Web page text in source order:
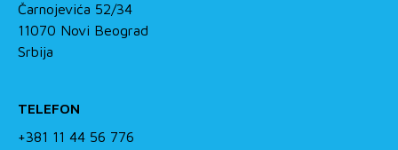
Čarnojevića 52/34
11070 Novi Beograd
Srbija
TELEFON
+381 11 44 56 776